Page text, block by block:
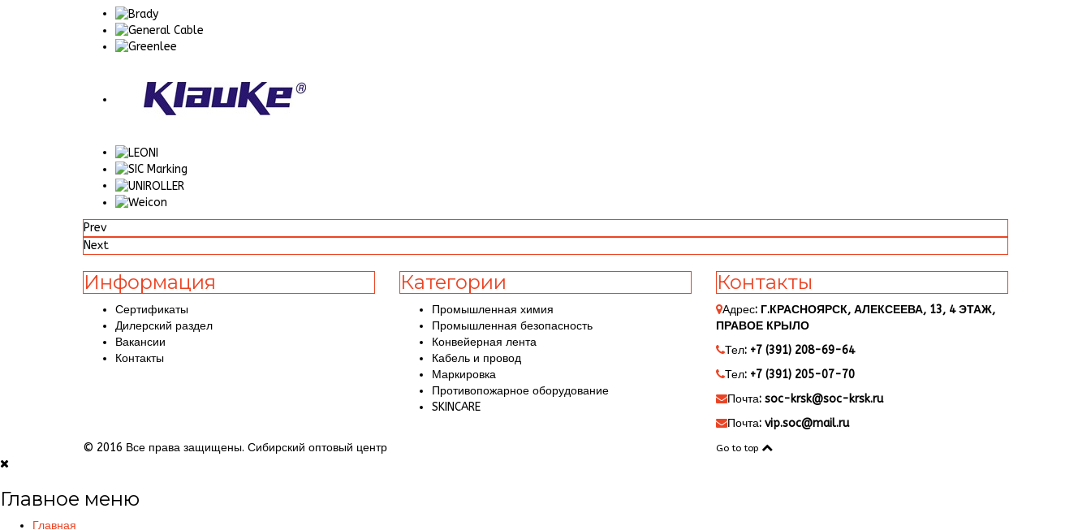
Prev
Next
Информация
Сертификаты
Дилерский раздел
Вакансии
Контакты
Категории
Промышленная химия
Промышленная безопасность
Конвейерная лента
Кабель и провод
Маркировка
Противопожарное оборудование
SKINCARE
Контакты
Адрес: Г.КРАСНОЯРСК, АЛЕКСЕЕВА, 13, 4 ЭТАЖ,
ПРАВОЕ КРЫЛО
Тел: +7 (391) 208-69-64
Тел: +7 (391) 205-07-70
Почта: soc-krsk@soc-krsk.ru
Почта: vip.soc@mail.ru
© 2016 Все права защищены. Сибирский оптовый центр
Go to top
Главное меню
Главная